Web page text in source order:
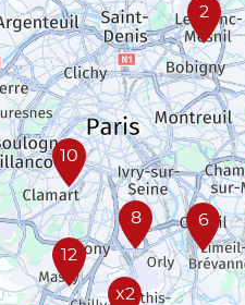
12
10
x2
8 6
2